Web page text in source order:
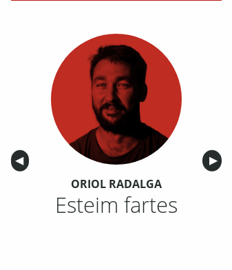
Anterior
◀︎ ▶︎
ORIOL RADALGA
Esteim fartes